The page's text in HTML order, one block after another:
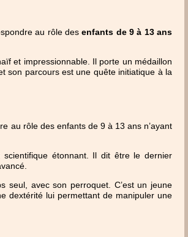
au rôle des enfants de 9 à 13 ans
et impressionnable. Il porte un médaillon
son parcours est une quête initiatique à la
au rôle des enfants de 9 à 13 ans n’ayant
étonnant. Il dit être le dernier
seul, avec son perroquet. C’est un jeune
dextérité lui permettant de manipuler une